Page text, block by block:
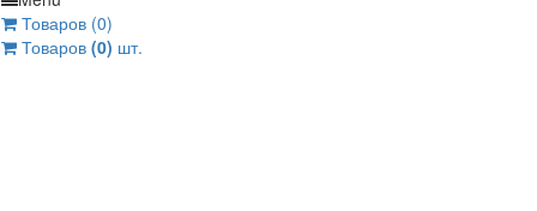
Товаров (0)
Товаров (0) шт.